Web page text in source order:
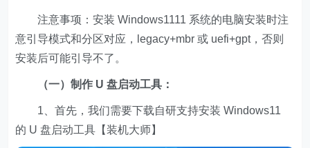
注意事项：安装 Windows1111 系统的电脑安装时注
意引导模式和分区对应，legacy+mbr 或 uefi+gpt，否则
安装后可能引导不了。
（一）制作 U 盘启动工具：
1、首先，我们需要下载自研支持安装 Windows11
的 U 盘启动工具【装机大师】